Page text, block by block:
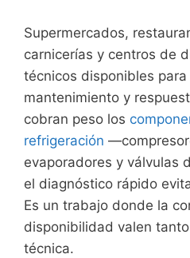
Supermercados,
carnicerías y centros de
técnicos disponibles
mantenimiento y
cobran peso los
refrigeración
evaporadores y válvulas
el diagnóstico rápido
Es un trabajo donde la
disponibilidad valen
técnica.